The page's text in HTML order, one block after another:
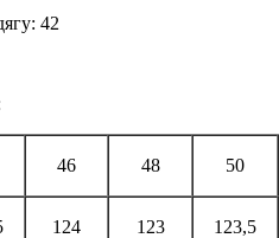
42
46 48 50
124 123 123,5